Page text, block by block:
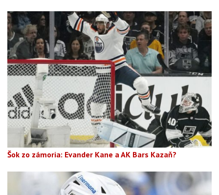
Šok zo zámoria: Evander Kane a AK Bars Kazaň?